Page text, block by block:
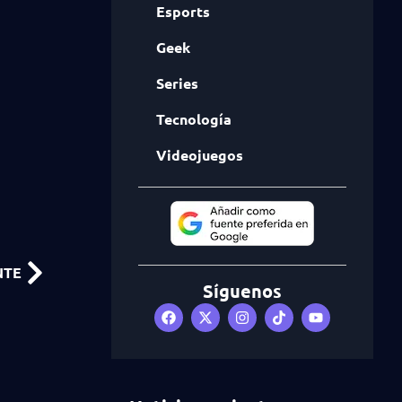
Esports
Geek
Series
Tecnología
Videojuegos
Síguenos